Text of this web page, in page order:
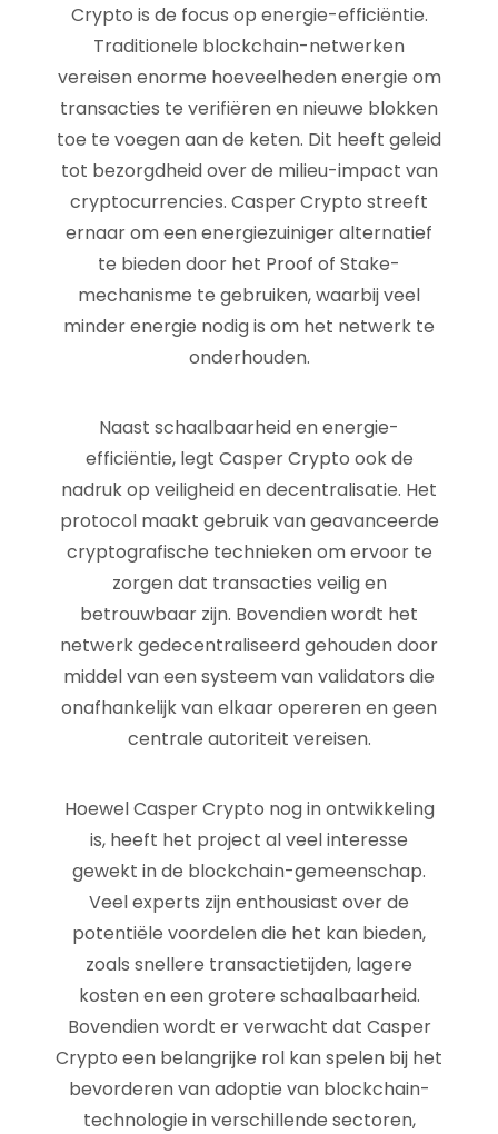
Crypto is de focus op energie-efficiëntie.
Traditionele blockchain-netwerken
vereisen enorme hoeveelheden energie om
transacties te verifiëren en nieuwe blokken
toe te voegen aan de keten. Dit heeft geleid
tot bezorgdheid over de milieu-impact van
cryptocurrencies. Casper Crypto streeft
ernaar om een energiezuiniger alternatief
te bieden door het Proof of Stake-
mechanisme te gebruiken, waarbij veel
minder energie nodig is om het netwerk te
onderhouden.
Naast schaalbaarheid en energie-
efficiëntie, legt Casper Crypto ook de
nadruk op veiligheid en decentralisatie. Het
protocol maakt gebruik van geavanceerde
cryptografische technieken om ervoor te
zorgen dat transacties veilig en
betrouwbaar zijn. Bovendien wordt het
netwerk gedecentraliseerd gehouden door
middel van een systeem van validators die
onafhankelijk van elkaar opereren en geen
centrale autoriteit vereisen.
Hoewel Casper Crypto nog in ontwikkeling
is, heeft het project al veel interesse
gewekt in de blockchain-gemeenschap.
Veel experts zijn enthousiast over de
potentiële voordelen die het kan bieden,
zoals snellere transactietijden, lagere
kosten en een grotere schaalbaarheid.
Bovendien wordt er verwacht dat Casper
Crypto een belangrijke rol kan spelen bij het
bevorderen van adoptie van blockchain-
technologie in verschillende sectoren,